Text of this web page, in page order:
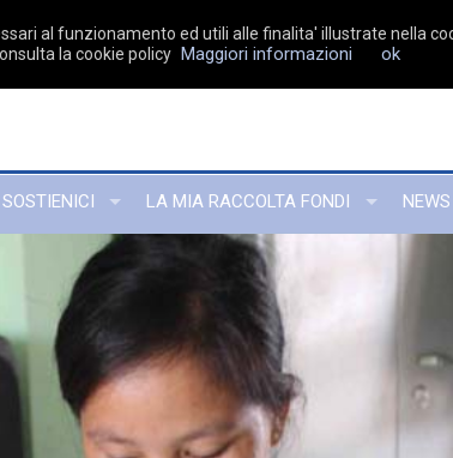
SOSTIENICI LA MIA RACCOLTA FONDI NEWS
al funzionamento ed utili alle finalita' illustrate nella
la cookie policy Maggiori informazioni ok